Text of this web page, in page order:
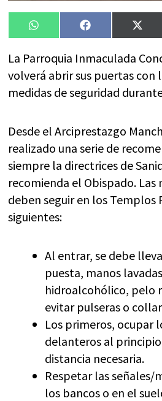
Compartir
en
WhatsAppCompartir
en
Facebook
en
X
La Parroquia Inmaculada
volverá abrir sus puertas con
medidas de seguridad
Desde el Arciprestazgo
realizado una serie de
siempre la directrices de
recomienda el Obispado. Las
deben seguir en los Templos
siguientes:
Al entrar, se debe
puesta, manos
hidroalcohólico, pelo
evitar pulseras o
Los primeros, ocupar
delanteros al
distancia necesaria.
Respetar las señales/
los bancos o en el